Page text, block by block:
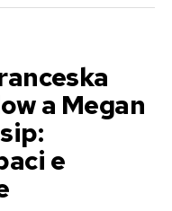
a Megan
e